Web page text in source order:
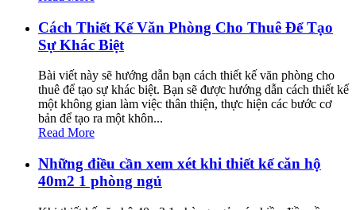
Cách Thiết Kế Văn Phòng Cho Thuê Để Tạo
Sự Khác Biệt
Bài viết này sẽ hướng dẫn bạn cách thiết kế văn phòng cho
thuê để tạo sự khác biệt. Bạn sẽ được hướng dẫn cách thiết kế
một không gian làm việc thân thiện, thực hiện các bước cơ
bản để tạo ra một khôn...
Read More
Những điều cần xem xét khi thiết kế căn hộ
40m2 1 phòng ngủ